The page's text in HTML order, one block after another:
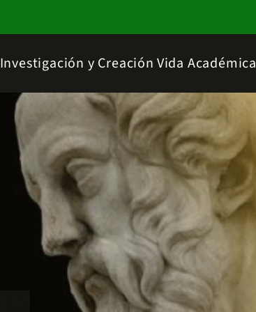
Investigación y Creación Vida Académica